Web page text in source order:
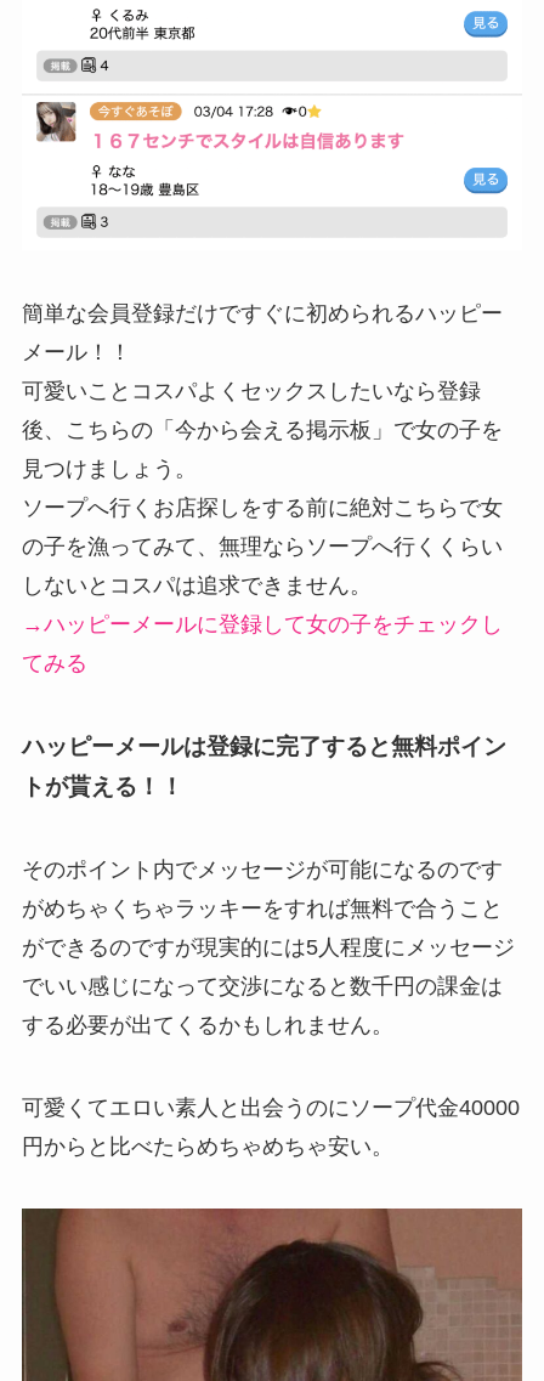
簡単な会員登録だけですぐに初められるハッピー
メール！！
可愛いことコスパよくセックスしたいなら登録
後、こちらの「今から会える掲示板」で女の子を
見つけましょう。
ソープへ行くお店探しをする前に絶対こちらで女
の子を漁ってみて、無理ならソープへ行くくらい
しないとコスパは追求できません。
→ハッピーメールに登録して女の子をチェックし
てみる
ハッピーメールは登録に完了すると無料ポイン
トが貰える！！
そのポイント内でメッセージが可能になるのです
がめちゃくちゃラッキーをすれば無料で合うこと
ができるのですが現実的には5人程度にメッセージ
でいい感じになって交渉になると数千円の課金は
する必要が出てくるかもしれません。
可愛くてエロい素人と出会うのにソープ代金40000
円からと比べたらめちゃめちゃ安い。